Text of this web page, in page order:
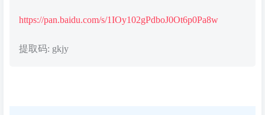
https://pan.baidu.com/s/1IOy102gPdboJ0Ot6p0Pa8w
提取码: gkjy